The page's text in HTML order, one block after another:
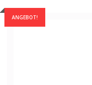
ANGEBOT!